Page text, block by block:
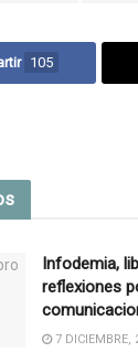
105
Infodemia,
reflexiones
7 DICIEMBRE,